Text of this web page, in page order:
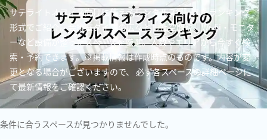
サテライトオフィス向けに使えるレンタルスペースをランキング
形式でご紹介。会議室タイプの広々とした空間や、Wi-Fi・モニタ
ーなど設備が整ったスペースを厳選。人数やエリアから今すぐ検
索・予約できます。※掲載情報は作成時点のものです。内容が変
更となる場合がございますので、 必ず各スペースの詳細ページに
て最新情報をご確認ください。
条件に合うスペースが見つかりませんでした。